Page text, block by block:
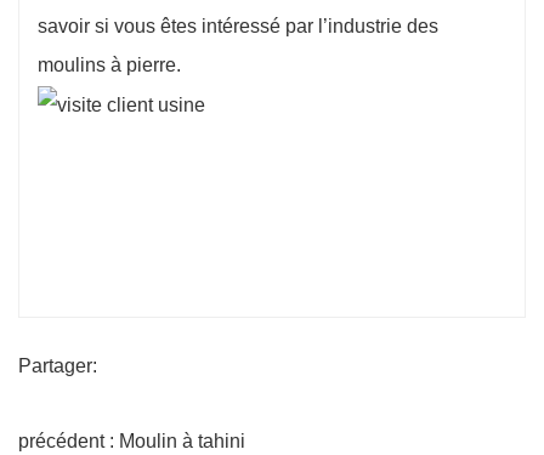
savoir si vous êtes intéressé par l’industrie des
moulins à pierre.
Partager:
précédent : Moulin à tahini